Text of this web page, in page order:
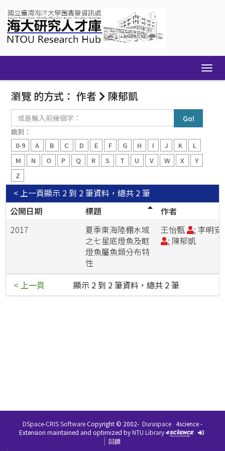
navigation
瀏覽 的方式： 作者 陳郁凱
入
前
幾
個
跳到：
0-9
A B C D E F G H I J K
L
M
N O P Q R S T U V W X
Y
Z
顯示 2 到 2 筆資料，總共 2 筆
< 上一頁
公開日期
標題
作者
2017
夏季東海陸棚水域
之七星底燈魚及眶
燈魚屬魚類分布特
性
王怡甄
; 李明安
; 陳郁凱
顯示 2 到 2 筆資料，總共 2 筆
< 上一頁
DSpace-CRIS SoftwareCopyright © 2002- Duraspace 4science -
Extension maintained and optimized byNTU Library
回饋